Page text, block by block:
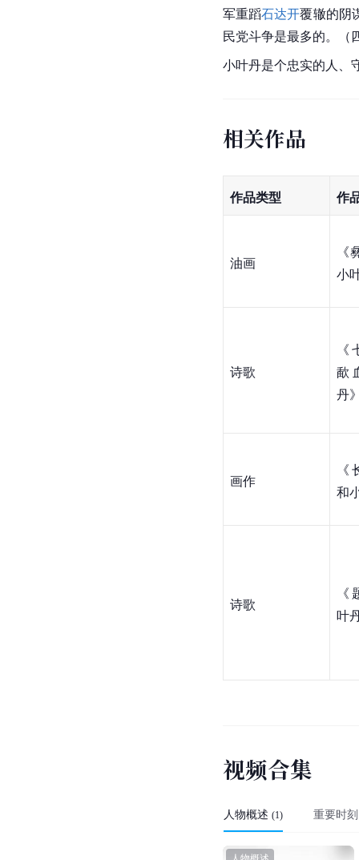
军重蹈石达开覆辙的阴
民党斗争是最多的。（
小叶丹是个忠实的人、
相关作品
作品类型 作
油画
小
《
歃
《
《
视频合集
人物概述 (1)